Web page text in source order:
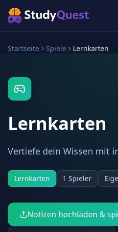
Startseite Spiele Lernkarten
Lernkarten
Vertiefe dein Wissen mit
Lernkarten 1 Spieler
Notizen hochladen &